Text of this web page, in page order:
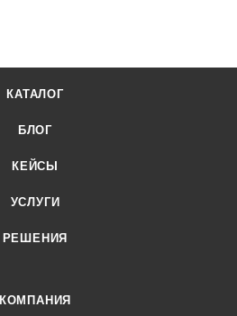
КАТАЛОГ
БЛОГ
КЕЙСЫ
УСЛУГИ
РЕШЕНИЯ
КОМПАНИЯ